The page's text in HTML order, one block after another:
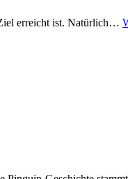
erreicht ist. Natürlich…